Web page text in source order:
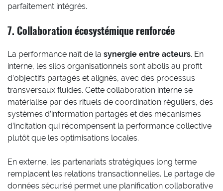
parfaitement intégrés.
7. Collaboration écosystémique renforcée
La performance naît de la synergie entre acteurs. En
interne, les silos organisationnels sont abolis au profit
d’objectifs partagés et alignés, avec des processus
transversaux fluides. Cette collaboration interne se
matérialise par des rituels de coordination réguliers, des
systèmes d’information partagés et des mécanismes
d’incitation qui récompensent la performance collective
plutôt que les optimisations locales.
En externe, les partenariats stratégiques long terme
remplacent les relations transactionnelles. Le partage de
données sécurisé permet une planification collaborative